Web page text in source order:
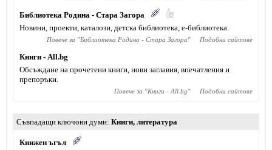
Библиотека Родина - Стара Загора
Новини, проекти, каталози, детска библиотека, е-библиотека.
Повече за "Библиотека Родина - Стара Загора" Подобни сайтове
Книги - All.bg
Обсъждане на прочетени книги, нови заглавия, впечатления и
препоръки.
Повече за "Книги - All.bg" Подобни сайтове
Съвпадащи ключови думи Книги, литература
Книжен ъгъл